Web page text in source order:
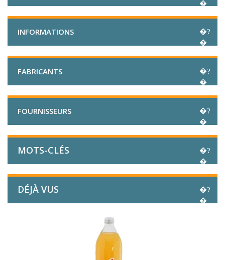
INFORMATIONS
FABRICANTS
FOURNISSEURS
MOTS-CLÉS
DÉJÀ VUS